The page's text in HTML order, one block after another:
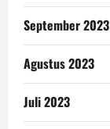
September 2023
Agustus 2023
Juli 2023